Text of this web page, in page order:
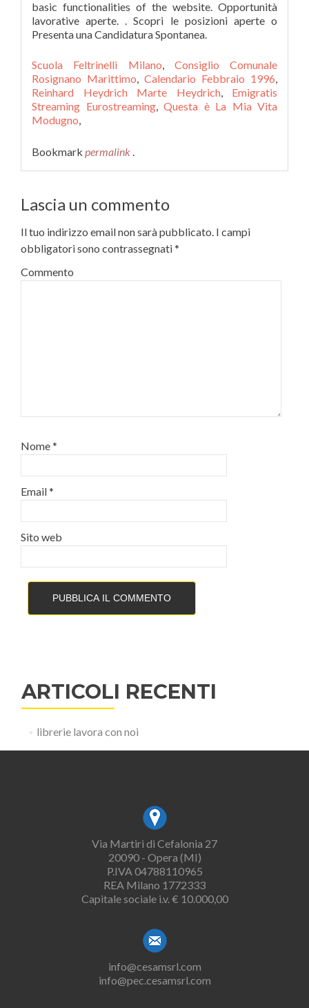
Scuola Feltrinelli Milano, Consiglio Comunale
Rosignano Marittimo, Calendario Febbraio 1996,
Reinhard Heydrich Marte Heydrich, Emigratis
Streaming Eurostreaming, Questa è La Mia Vita
Modugno,
Bookmark permalink .
Lascia un commento
Il tuo indirizzo email non sarà pubblicato. I campi
obbligatori sono contrassegnati*
Commento
Nome*
Email*
Sito web
ARTICOLI RECENTI
librerie lavora con noi
Via Martiri di Cefalonia 27
20090 - Opera (MI)
P.IVA 04788110965
REA Milano 1772333
Capitale sociale i.v. € 10.000,00
info@cesamsrl.com
info@pec.cesamsrl.com